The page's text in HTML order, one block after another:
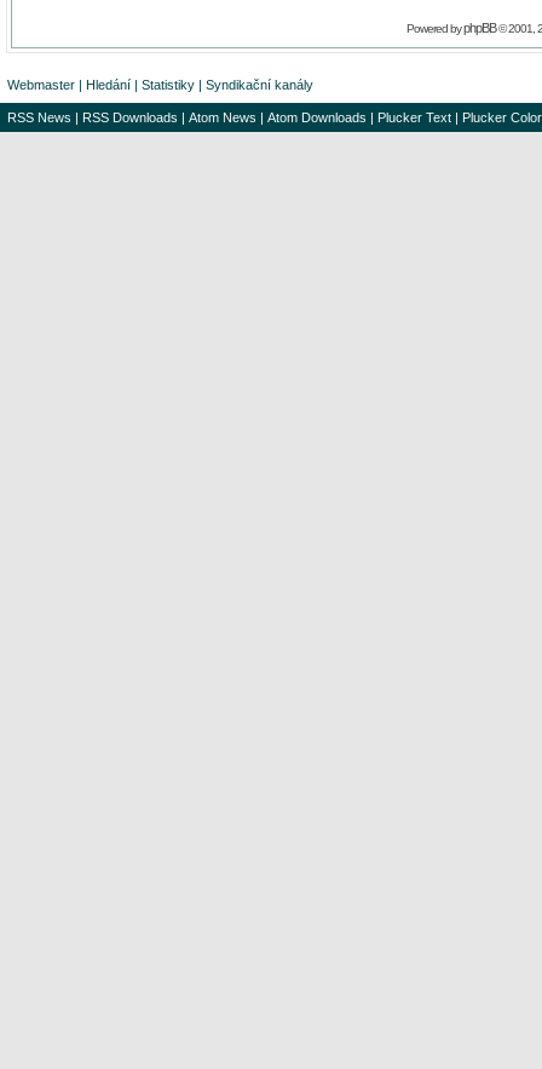
Powered byphpBB© 2001,
Webmaster | Hledání | Statistiky | Syndikační kanály
RSS News | RSS Downloads | Atom News | Atom Downloads | Plucker Text | Plucker Color